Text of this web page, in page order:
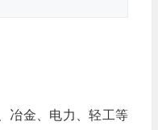
冶金、电力、轻工等